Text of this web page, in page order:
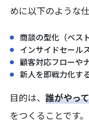
めに以下のような
商談の型化（ベス
インサイドセール
顧客対応フローや
新人を即戦力化す
目的は、 誰がやっ
をつくることです